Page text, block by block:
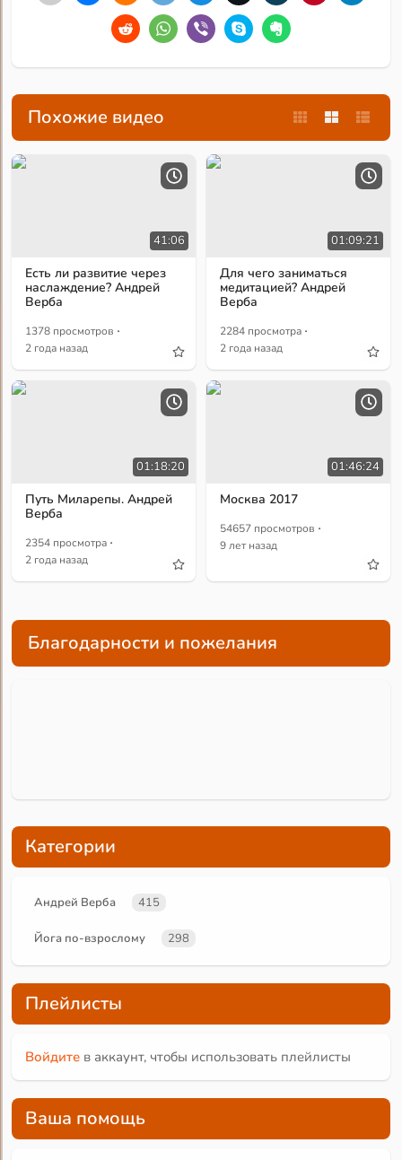
Похожие видео
41:06
Есть ли развитие через
наслаждение? Андрей
Верба
1378 просмотров ·
2 года назад
01:09:21
Для чего заниматься
медитацией? Андрей
Верба
2284 просмотра ·
2 года назад
01:18:20
Путь Миларепы. Андрей
Верба
2354 просмотра ·
2 года назад
01:46:24
Москва 2017
54657 просмотров ·
9 лет назад
Благодарности и пожелания
Категории
Андрей Верба 415
Йога по-взрослому 298
Плейлисты
Войдите в аккаунт, чтобы использовать плейлисты
Ваша помощь